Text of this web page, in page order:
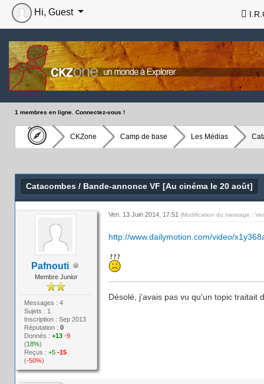
Hi, Guest
1 membres en ligne. Connectez-vous !
CKZone Camp de base Les Médias
Catacombes / Bande-annonce VF [Au cinéma le 20 août]
Pafnouti
Membre Junior
Messages : 4
Sujets : 1
Inscription : Sep 2013
Réputation :0
Donnés :+13 -9
(18%)
Reçus :+5 -15
(-50%)
Ven. 13 Juin 2014, 17:51 (Modification du message :
http://www.dailymotion.com/video/
Désolé, j'avais pas vu qu'un topic traitait